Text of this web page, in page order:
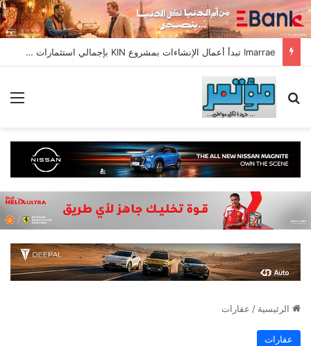
Imarrae تبدأ أعمال الإنشاءات بمشروع KIN بإجمالي استثمارات تتجاوز 22 مليار جنيه
بحث عن
الرئيسية / عقارات
عقارات